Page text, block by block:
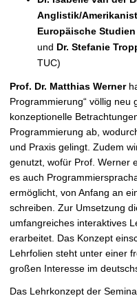
Anglistik/
Europäische
und Dr. Stefanie
TUC)
Prof. Dr. Matthias Werner
Programmierung“ völlig neu
konzeptionelle
Programmierung ab,
und Praxis gelingt. Zudem
genutzt, wofür Prof. Werner
es auch
ermöglicht, von Anfang an
schreiben. Zur Umsetzung
umfangreiches interaktives
erarbeitet. Das Konzept
Lehrfolien steht unter einer
großen Interesse im
Das Lehrkonzept der